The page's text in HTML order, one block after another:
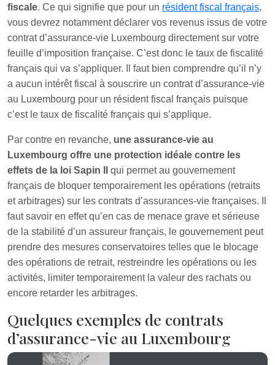
fiscale. Ce qui signifie que pour un résident fiscal français,
vous devrez notamment déclarer vos revenus issus de votre
contrat d’assurance-vie Luxembourg directement sur votre
feuille d’imposition française. C’est donc le taux de fiscalité
français qui va s’appliquer. Il faut bien comprendre qu’il n’y
a aucun intérêt fiscal à souscrire un contrat d’assurance-vie
au Luxembourg pour un résident fiscal français puisque
c’est le taux de fiscalité français qui s’applique.
Par contre en revanche, une assurance-vie au
Luxembourg offre une protection idéale contre les
effets de la loi Sapin II
qui permet au gouvernement
français de bloquer temporairement les opérations (retraits
et arbitrages) sur les contrats d’assurances-vie françaises. Il
faut savoir en effet qu’en cas de menace grave et sérieuse
de la stabilité d’un assureur français, le gouvernement peut
prendre des mesures conservatoires telles que le blocage
des opérations de retrait, restreindre les opérations ou les
activités, limiter temporairement la valeur des rachats ou
encore retarder les arbitrages.
Quelques exemples de contrats
d’assurance-vie au Luxembourg